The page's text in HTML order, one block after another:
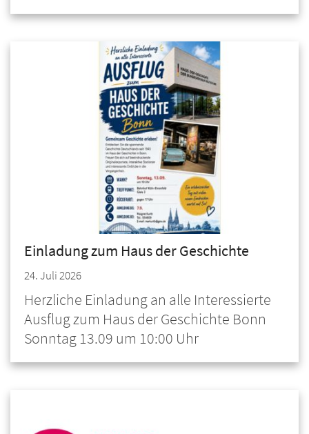
Einladung zum Haus der Geschichte
24. Juli 2026
Herzliche Einladung an alle Interessierte
Ausflug zum Haus der Geschichte Bonn
Sonntag 13.09 um 10:00 Uhr